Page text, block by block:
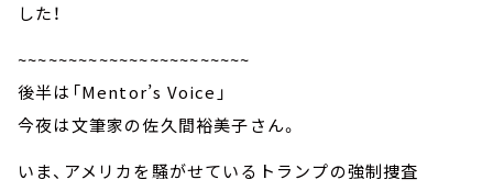
した！
~~~~~~~~~~~~~~~~~~~~~~~
後半は「Mentor’s Voice」
今夜は文筆家の佐久間裕美子さん。
いま、アメリカを騒がせているトランプの強制捜査